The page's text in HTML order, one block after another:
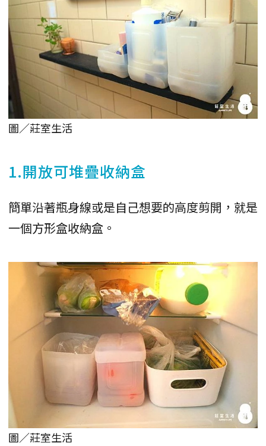
圖／莊室生活
1.開放可堆疊收納盒
簡單沿著瓶身線或是自己想要的高度剪開，就是
一個方形盒收納盒。
圖／莊室生活